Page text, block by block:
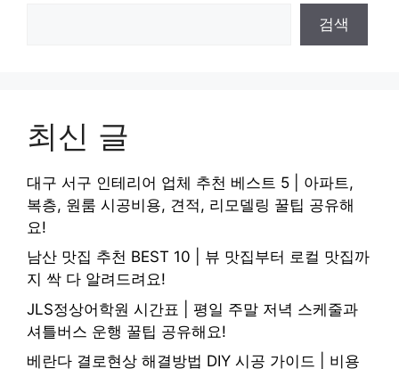
검색
최신 글
대구 서구 인테리어 업체 추천 베스트 5 | 아파트,
복층, 원룸 시공비용, 견적, 리모델링 꿀팁 공유해
요!
남산 맛집 추천 BEST 10 | 뷰 맛집부터 로컬 맛집까
지 싹 다 알려드려요!
JLS정상어학원 시간표 | 평일 주말 저녁 스케줄과
셔틀버스 운행 꿀팁 공유해요!
베란다 결로현상 해결방법 DIY 시공 가이드 | 비용